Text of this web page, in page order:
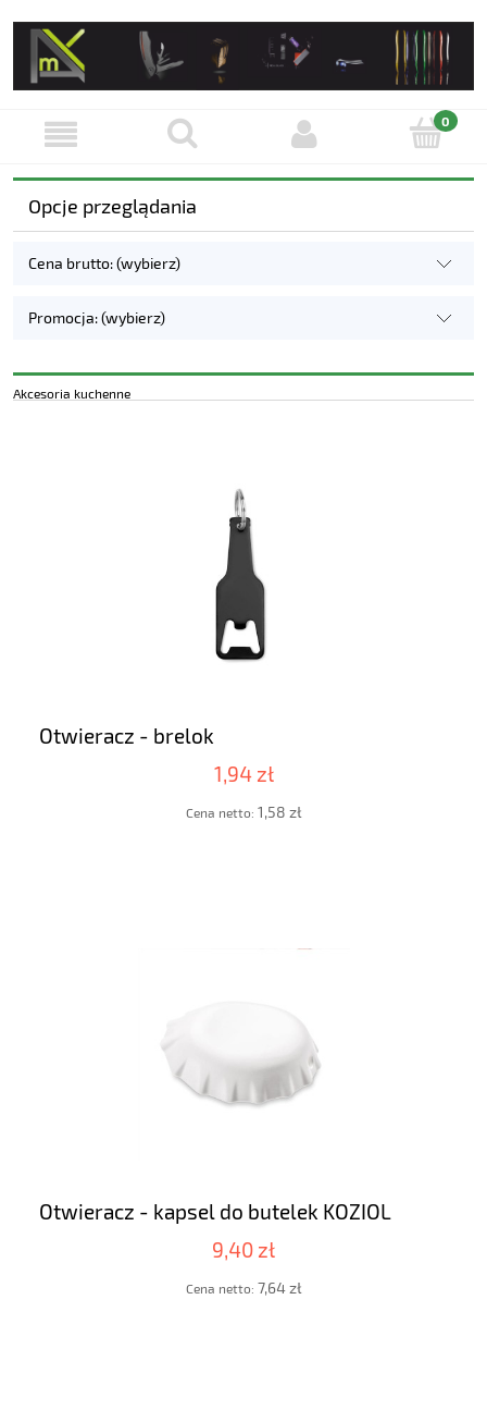
Opcje przeglądania
Cena brutto: (wybierz)
Promocja: (wybierz)
Akcesoria kuchenne
Otwieracz - brelok
1,94 zł
Cena netto: 1,58 zł
Otwieracz - kapsel do butelek KOZIOL
9,40 zł
Cena netto: 7,64 zł